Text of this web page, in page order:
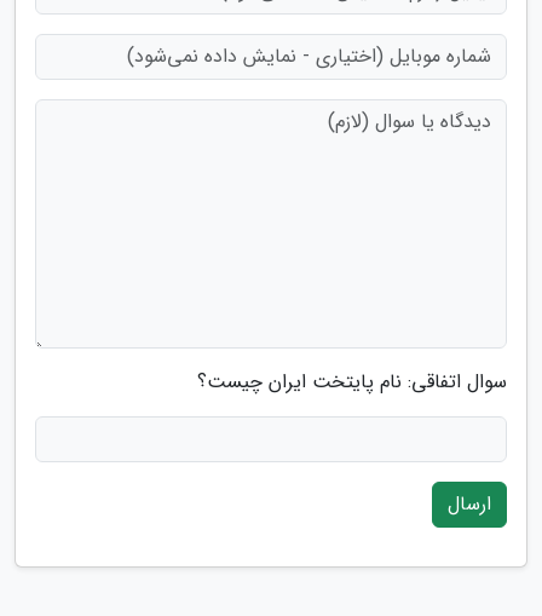
سوال اتفاقی: نام پایتخت ایران چیست؟
ارسال